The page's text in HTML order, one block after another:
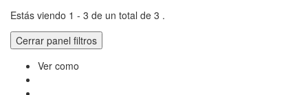
Estás viendo 1 - 3 de un total de 3 .
Cerrar panel filtros
Ver como